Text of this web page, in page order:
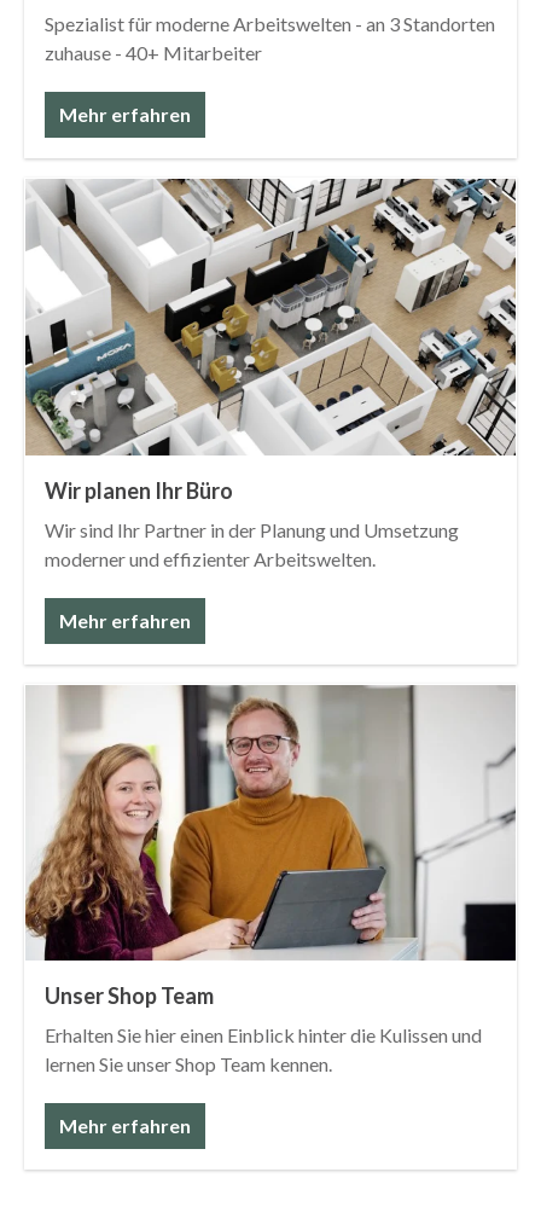
Spezialist für moderne Arbeitswelten - an 3 Standorten
zuhause - 40+ Mitarbeiter
Mehr erfahren
Wir planen Ihr Büro
Wir sind Ihr Partner in der Planung und Umsetzung
moderner und effizienter Arbeitswelten.
Mehr erfahren
Unser Shop Team
Erhalten Sie hier einen Einblick hinter die Kulissen und
lernen Sie unser Shop Team kennen.
Mehr erfahren